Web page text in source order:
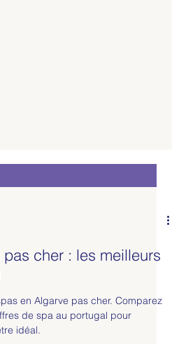
cher : les meilleurs
en Algarve pas cher. Comparez
de spa au portugal pour
idéal.